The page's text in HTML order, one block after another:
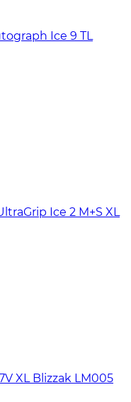
Ice 9 TL
Ice 2 M+S XL
XL Blizzak LM005